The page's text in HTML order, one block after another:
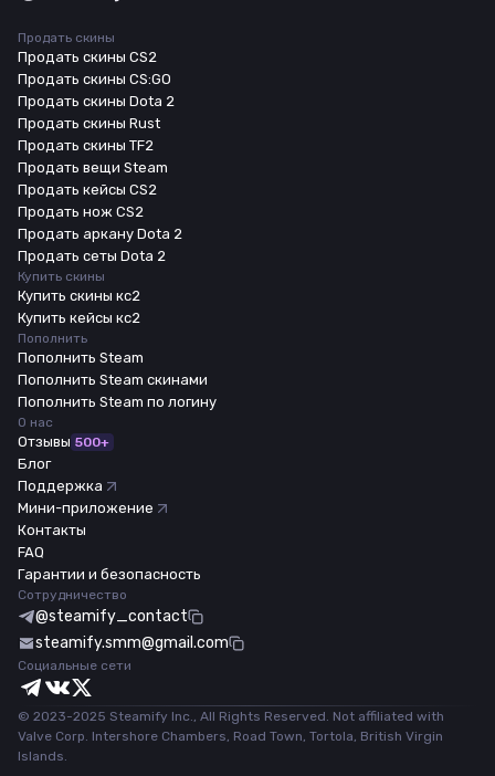
Продать скины
Продать скины CS2
Продать скины CS:GO
Продать скины Dota 2
Продать скины Rust
Продать скины TF2
Продать вещи Steam
Продать кейсы CS2
Продать нож CS2
Продать аркану Dota 2
Продать сеты Dota 2
Купить скины
Купить скины кс2
Купить кейсы кс2
Пополнить
Пополнить Steam
Пополнить Steam скинами
Пополнить Steam по логину
О нас
Отзывы 500+
Блог
Поддержка
Мини-приложение
Контакты
FAQ
Гарантии и безопасность
Сотрудничество
@steamify_contact
steamify.smm@gmail.com
Социальные сети
© 2023-2025 Steamify Inc., All Rights Reserved. Not affiliated with
Valve Corp. Intershore Chambers, Road Town, Tortola, British Virgin
Islands.